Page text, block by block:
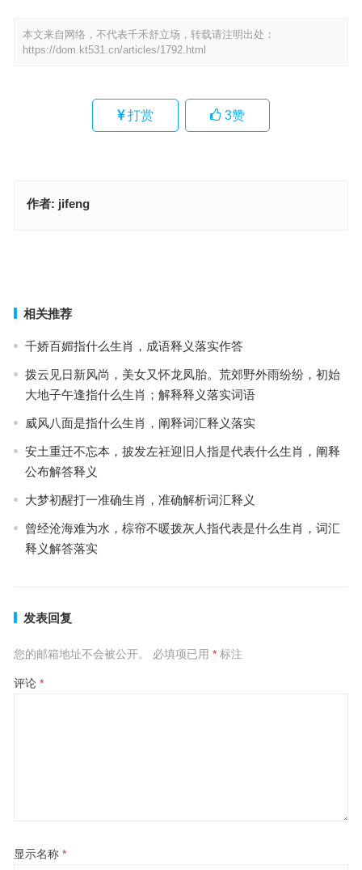
本文来自网络，不代表千禾舒立场，转载请注明出处：
https://dom.kt531.cn/articles/1792.html
打赏 3赞
作者: jifeng
相关推荐
千娇百媚指什么生肖，成语释义落实作答
拨云见日新风尚，美女又怀龙凤胎。荒郊野外雨纷纷，初始
大地子午逢指什么生肖；解释释义落实词语
威风八面是指什么生肖，阐释词汇释义落实
安土重迁不忘本，披发左衽迎旧人指是代表什么生肖，阐释
公布解答释义
大梦初醒打一准确生肖，准确解析词汇释义
曾经沧海难为水，棕帘不暖拨灰人指代表是什么生肖，词汇
释义解答落实
发表回复
您的邮箱地址不会被公开。 必填项已用 *标注
评论 *
显示名称 *